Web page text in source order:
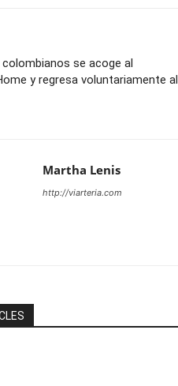
se acoge al
y regresa voluntariamente al
Martha Lenis
http://viarteria.com